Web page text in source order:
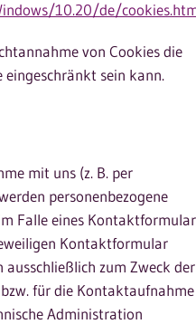
10.20/de/
von Cookies die
sein kann.
mit uns (z. B. per
personenbezogene
Falle eines
Kontaktformular
ausschließlich zum Zweck der
für die Kontaktaufnahme
Administration